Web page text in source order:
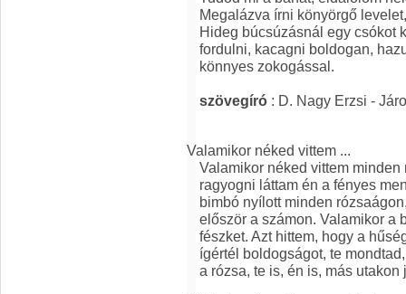
Megalázva írni könyörgő
Hideg búcsúzásnál egy csókot
fordulni, kacagni boldogan,
könnyes zokogással.
szövegíró : D. Nagy Erzsi -
Valamikor néked vittem ...
Valamikor néked vittem
ragyogni láttam én a fényes
bimbó nyílott minden
először a számon. Valamikor a
fészket. Azt hittem, hogy a
ígértél boldogságot, te
a rózsa, te is, én is, más utakon